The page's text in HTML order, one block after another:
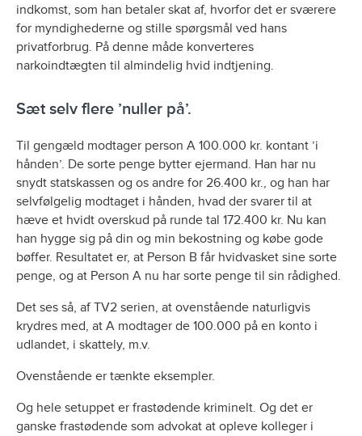
indkomst, som han betaler skat af, hvorfor det er sværere
for myndighederne og stille spørgsmål ved hans
privatforbrug. På denne måde konverteres
narkoindtægten til almindelig hvid indtjening.
Sæt selv flere ’nuller på’.
Til gengæld modtager person A 100.000 kr. kontant ’i
hånden’. De sorte penge bytter ejermand. Han har nu
snydt statskassen og os andre for 26.400 kr., og han har
selvfølgelig modtaget i hånden, hvad der svarer til at
hæve et hvidt overskud på runde tal 172.400 kr. Nu kan
han hygge sig på din og min bekostning og købe gode
bøffer. Resultatet er, at Person B får hvidvasket sine sorte
penge, og at Person A nu har sorte penge til sin rådighed.
Det ses så, af TV2 serien, at ovenstående naturligvis
krydres med, at A modtager de 100.000 på en konto i
udlandet, i skattely, m.v.
Ovenstående er tænkte eksempler.
Og hele setuppet er frastødende kriminelt. Og det er
ganske frastødende som advokat at opleve kolleger i